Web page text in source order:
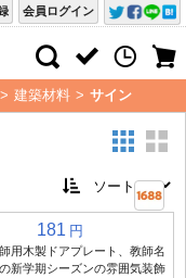
会員ログイン
> 建築材料 > サイン
181 円
用木製ドアプレート、教師名
新学期シーズンの雰囲気装飾